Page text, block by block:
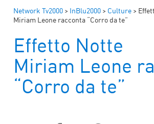
Network Tv2000 > InBlu2000 > Culture >
Miriam Leone racconta “Corro da te”
Effetto Notte
Miriam Leone
“Corro da te”